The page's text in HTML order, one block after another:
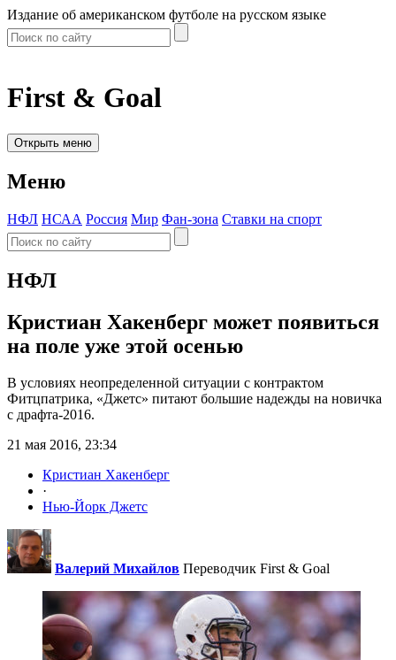
Издание об американском футболе на русском языке
First & Goal
Открыть меню
Меню
НФЛ НСАА Россия Мир Фан-зона Ставки на спорт
НФЛ
Кристиан Хакенберг может появиться
на поле уже этой осенью
В условиях неопределенной ситуации с контрактом
Фитцпатрика, «Джетс» питают большие надежды на новичка
с драфта-2016.
21 мая 2016, 23:34
Кристиан Хакенберг
·
Нью-Йорк Джетс
Валерий Михайлов Переводчик First & Goal